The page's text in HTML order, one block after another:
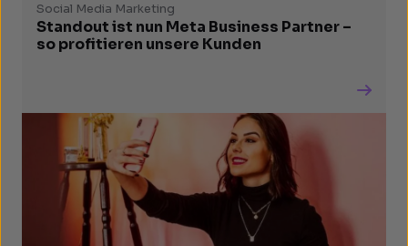
Social Media Marketing
Standout ist nun Meta Business Partner –
so profitieren unsere Kunden